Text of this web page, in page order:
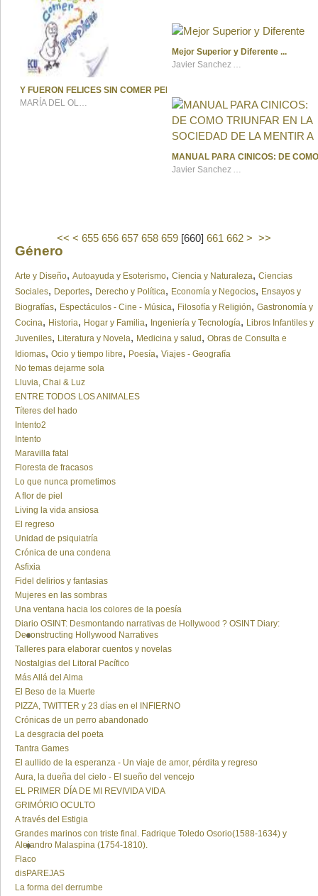
Y FUERON FELICES SIN COMER PERDICES
MARÍA DEL OLMO IBÁÑEZ
Mejor Superior y Diferente
Javier Sanchez Alvarez
MANUAL PARA CINICOS: DE
Javier Sanchez Alvarez
<< < 655 656 657 658 659 [660] 661 662 > >>
Género
Arte y Diseño, Autoayuda y Esoterismo, Ciencia y Naturaleza, Ciencias
Sociales, Deportes, Derecho y Política, Economía y Negocios, Ensayos y
Biografías, Espectáculos - Cine - Música, Filosofía y Religión, Gastronomía y
Cocina, Historia, Hogar y Familia, Ingeniería y Tecnología, Libros Infantiles y
Juveniles, Literatura y Novela, Medicina y salud , Obras de Consulta e
Idiomas, Ocio y tiempo libre, Poesía, Viajes - Geografía
No temas dejarme sola
Lluvia, Chai & Luz
ENTRE TODOS LOS ANIMALES
Títeres del hado
Intento2
Intento
Maravilla fatal
Floresta de fracasos
Lo que nunca prometimos
A flor de piel
Living la vida ansiosa
El regreso
Unidad de psiquiatría
Crónica de una condena
Asfixia
Fidel delirios y fantasias
Mujeres en las sombras
Una ventana hacia los colores de la poesía
Diario OSINT: Desmontando narrativas de Hollywood ? OSINT Diary:
Deconstructing Hollywood Narratives
Talleres para elaborar cuentos y novelas
Nostalgias del Litoral Pacífico
Más Allá del Alma
El Beso de la Muerte
PIZZA, TWITTER y 23 días en el INFIERNO
Crónicas de un perro abandonado
La desgracia del poeta
Tantra Games
El aullido de la esperanza - Un viaje de amor, pérdita y regreso
Aura, la dueña del cielo - El sueño del vencejo
EL PRIMER DÍA DE MI REVIVIDA VIDA
GRIMÓRIO OCULTO
A través del Estigia
Grandes marinos con triste final. Fadrique Toledo Osorio(1588-1634) y
Alejandro Malaspina (1754-1810).
Flaco
disPAREJAS
La forma del derrumbe